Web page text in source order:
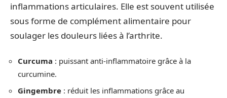
inflammations articulaires. Elle est souvent utilisée
sous forme de complément alimentaire pour
soulager les douleurs liées à l’arthrite.
Curcuma : puissant anti-inflammatoire grâce à la
curcumine.
Gingembre : réduit les inflammations grâce au